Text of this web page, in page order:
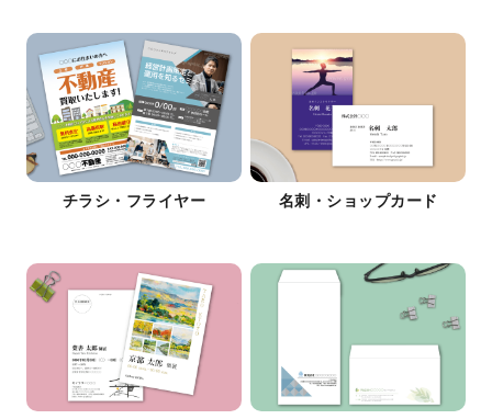
チラシ・フライヤー 名刺・ショップカード